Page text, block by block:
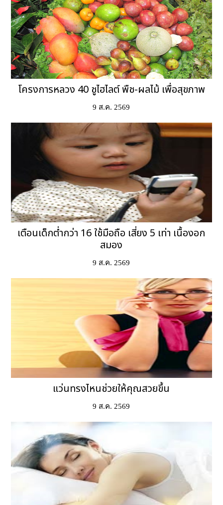
โครงการหลวง 40 ชูไฮไลต์ พืช-ผลไม้ เพื่อสุขภาพ
9 ส.ค. 2569
เตือนเด็กต่ำกว่า 16 ใช้มือถือ เสี่ยง 5 เท่า เนื้องอก
สมอง
9 ส.ค. 2569
แว่นทรงไหนช่วยให้คุณสวยขึ้น
9 ส.ค. 2569